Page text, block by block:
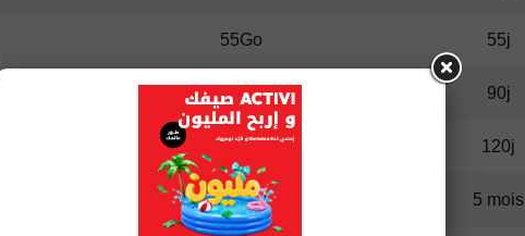
55Go 55j
100Go 90j
200Go 120j
500Go 5 mois